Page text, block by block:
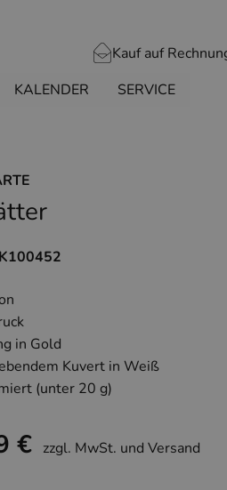
Kauf auf
KALENDER SERVICE
in Gold
Kuvert in Weiß
(unter 20 g)
€ zzgl. MwSt. und Versand